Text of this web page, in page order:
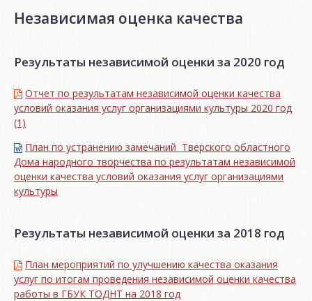
Независимая оценка качества
Результаты независимой оценки за 2020 год
Отчет по результатам независимой оценки качества
условий оказания услуг организациями культуры 2020 год
(1)
План по устранению замечаний Тверского областного
Дома народного творчества по результатам независимой
оценки качества условий оказания услуг организациями
культуры
Результаты независимой оценки за 2018 год
План мероприятий по улучшению качества оказания
услуг по итогам проведения независимой оценки качества
работы в ГБУК ТОДНТ на 2018 год